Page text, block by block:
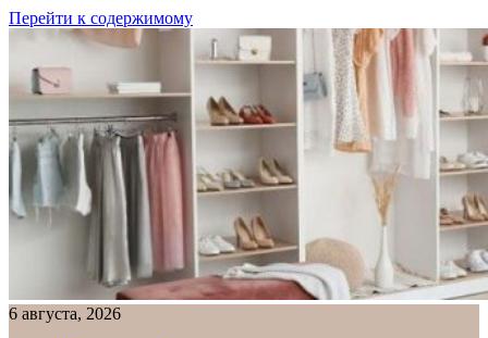
Перейти к содержимому
6 августа, 2026